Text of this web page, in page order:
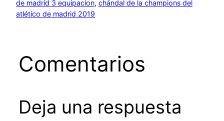
de madrid 3 equipacion, chándal de la champions del
atlético de madrid 2019
Comentarios
Deja una respuesta